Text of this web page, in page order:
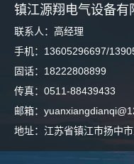
镇江源翔电气设备有
联系人：高经理
手机：13605296697/
固话：18222808899
传真：0511-88439433
邮箱：
地址：江苏省镇江市扬中